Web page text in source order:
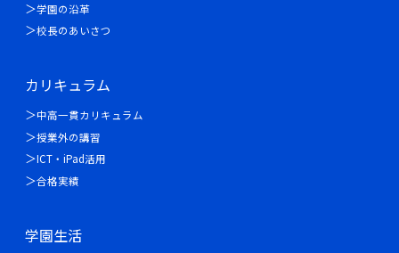
学園の沿革
校長のあいさつ
カリキュラム
中高一貫カリキュラム
授業外の講習
ICT・iPad活用
合格実績
学園生活